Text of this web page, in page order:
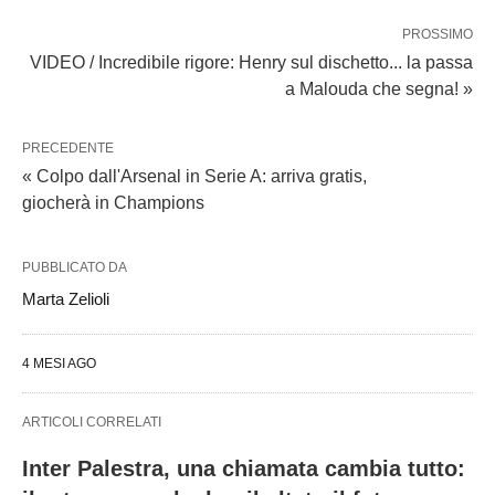
PROSSIMO
VIDEO / Incredibile rigore: Henry sul dischetto... la passa
a Malouda che segna! »
PRECEDENTE
« Colpo dall'Arsenal in Serie A: arriva gratis,
giocherà in Champions
PUBBLICATO DA
Marta Zelioli
4 MESI AGO
ARTICOLI CORRELATI
Inter Palestra, una chiamata cambia tutto: